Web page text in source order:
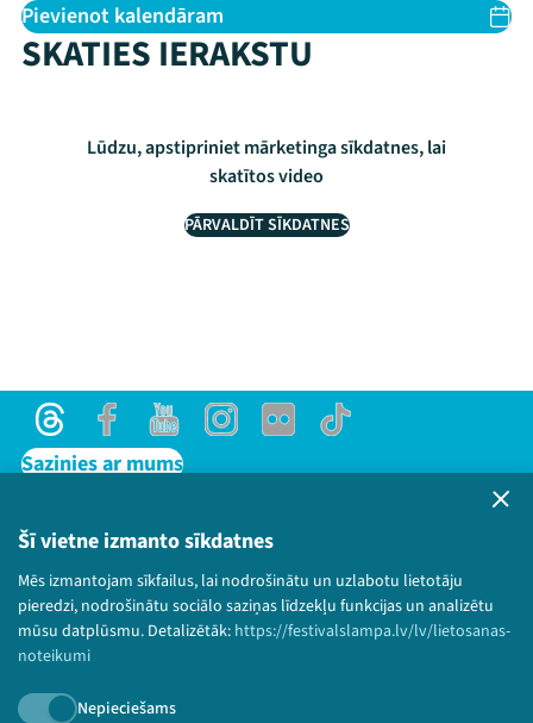
Šī vietne izmanto sīkdatnes
Mēs izmantojam sīkfailus, lai nodrošinātu un uzlabotu lietotāju
pieredzi, nodrošinātu sociālo saziņas līdzekļu funkcijas un analizētu
mūsu datplūsmu. Detalizētāk: https://festivalslampa.lv/lv/lietosanas-
noteikumi
Nepieciešams
Pievienot kalendāram
SKATIES IERAKSTU
Lūdzu, apstipriniet mārketinga sīkdatnes, lai
skatītos video
PĀRVALDĪT SĪKDATNES
ThreadsFacebookYoutubeInstagram
Flick TikTok
Sazinies ar mums
Lietošanas noteikumi un sīkdatņu politika
Bērnu aizsardzības politika
© 2026 Sarunu festivāls LAMPA Visas tiesības
paturētas.